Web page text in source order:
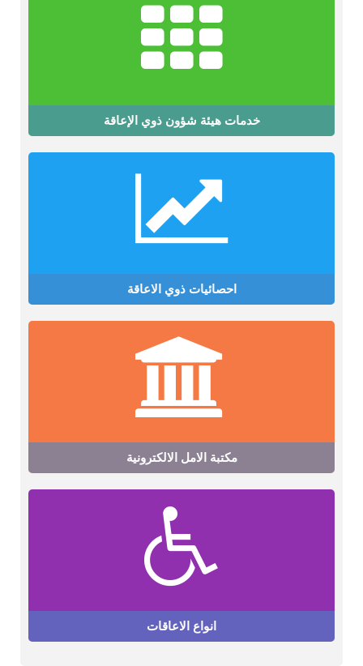
خدمات هيئة شؤون ذوي الإعاقة
احصائيات ذوي الاعاقة
مكتبة الامل الالكترونية
انواع الاعاقات